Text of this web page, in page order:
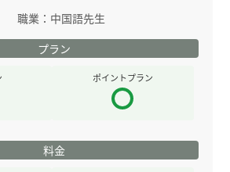
職業： 中国語先生
プラン
ポイントプラン
料金